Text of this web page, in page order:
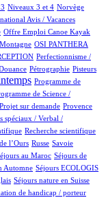
Niveaux 3 et 4 Norvège
Avis / Vacances
Offre Emploi Canoe Kayak
OSI PANTHERA
Perfectionnisme /
Pétrographie Pisteurs
Programme de
de Science /
Projet sur demande Provence
spéciaux / Verbal /
Recherche scientifique
l’Ours Russe Savoie
au Maroc Séjours de
Automne Séjours ECOLOGIS
Séjours nature en Suisse
de handicap / porteur